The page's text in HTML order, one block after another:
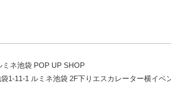
ネ池袋 POP UP SHOP
1-11-1 ルミネ池袋 2F下りエスカレーター横イベ